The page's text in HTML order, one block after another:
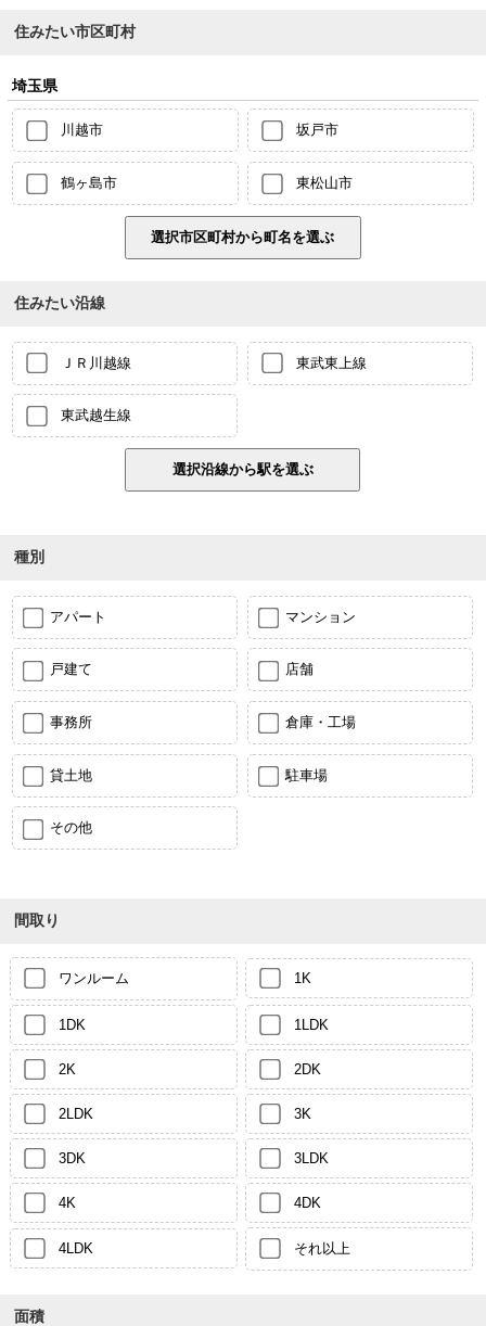
住みたい市区町村
埼玉県
川越市 坂戸市
鶴ヶ島市 東松山市
住みたい沿線
ＪＲ川越線 東武東上線
東武越生線
種別
アパート マンション
戸建て 店舗
事務所 倉庫・工場
貸土地 駐車場
その他
間取り
ワンルーム 1K
1DK 1LDK
2K 2DK
2LDK 3K
3DK 3LDK
4K 4DK
4LDK それ以上
面積